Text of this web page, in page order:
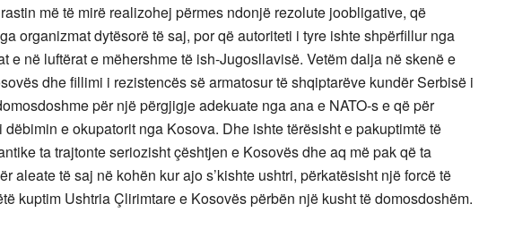
më të mirë realizohej përmes ndonjë rezolute joobligative, që
organizmat dytësorë të saj, por që autoriteti i tyre ishte shpërfillur nga
e në luftërat e mëhershme të ish-Jugosllavisë. Vetëm dalja në skenë e
dhe fillimi i rezistencës së armatosur të shqiptarëve kundër Serbisë i
për një përgjigje adekuate nga ana e NATO-s e që për
dëbimin e okupatorit nga Kosova. Dhe ishte tërësisht e pakuptimtë të
ta trajtonte seriozisht çështjen e Kosovës dhe aq më pak që ta
aleate të saj në kohën kur ajo s’kishte ushtri, përkatësisht një forcë të
kuptim Ushtria Çlirimtare e Kosovës përbën një kusht të domosdoshëm.